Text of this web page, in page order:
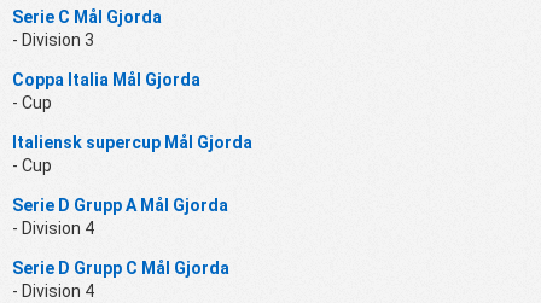
Serie C Mål Gjorda
- Division 3
Coppa Italia Mål Gjorda
- Cup
Italiensk supercup Mål Gjorda
- Cup
Serie D Grupp A Mål Gjorda
- Division 4
Serie D Grupp C Mål Gjorda
- Division 4